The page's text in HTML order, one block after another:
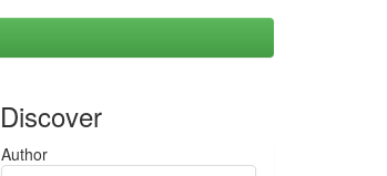
Discover
Author